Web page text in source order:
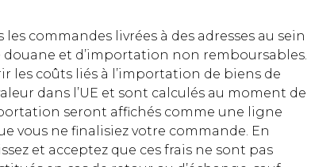
commandes livrées à des adresses au sein
douane et d’importation non remboursables.
les coûts liés à l’importation de biens de
dans l’UE et sont calculés au moment de
seront affichés comme une ligne
vous ne finalisiez votre commande. En
et acceptez que ces frais ne sont pas